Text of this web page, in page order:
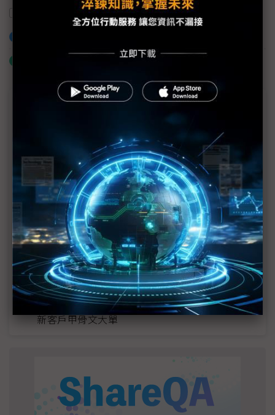
AI 台灣 國發會
什麼是「關鍵字追蹤」
近７天熱門報導
2027全年記憶體產能提前售罄 買家「祕而不
宣」只怕買不夠
SpaceX晶片採購大轉向 Elon Musk捨超微全面
採用NVIDIA
光進銅退更明確？ 聯發科估SerDes 448G為銅
線「最終戰場」
載板長約鎖定至2028還不夠 客戶重啟「合資建
廠」模式
（獨家）不只聯想、HPE訂單在手 緯創勇奪AI
新客戶甲骨文大單